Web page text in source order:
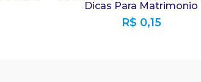
Dicas Para Matrimonio
R$ 0,15